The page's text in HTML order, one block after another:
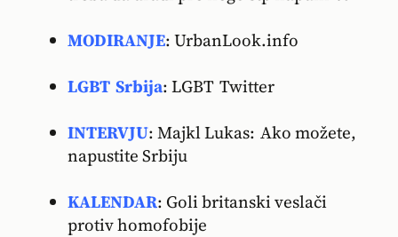
MODIRANJE: UrbanLook.info
LGBT Srbija: LGBT Twitter
INTERVJU: Majkl Lukas: Ako možete,
napustite Srbiju
KALENDAR: Goli britanski veslači
protiv homofobije